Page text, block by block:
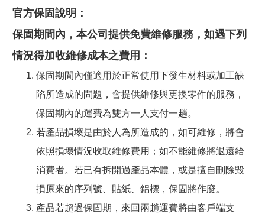
官方保固說明：
保固期間內，本公司提供免費維修服務，如遇下列
情況得加收維修成本之費用：
保固期間內僅適用於正常使用下發生材料或加工缺
陷所造成的問題，會提供維修與更換零件的服務，
保固期內的運費為雙方一人支付一趟。
若產品損壞是由於人為所造成的，如可維修，將會
依照損壞情況收取維修費用；如不能維修將退還給
消費者。若已有拆開過產品本體，或是擅自刪除毀
損原來的序列號、貼紙、鋁標，保固將作廢。
產品若超過保固期，來回兩趟運費將由客戶端支